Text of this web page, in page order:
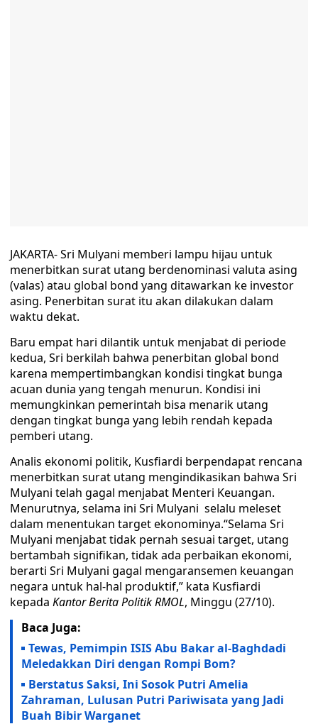
JAKARTA- Sri Mulyani memberi lampu hijau untuk
menerbitkan surat utang berdenominasi valuta asing
(valas) atau global bond yang ditawarkan ke investor
asing. Penerbitan surat itu akan dilakukan dalam
waktu dekat.
Baru empat hari dilantik untuk menjabat di periode
kedua, Sri berkilah bahwa penerbitan global bond
karena mempertimbangkan kondisi tingkat bunga
acuan dunia yang tengah menurun. Kondisi ini
memungkinkan pemerintah bisa menarik utang
dengan tingkat bunga yang lebih rendah kepada
pemberi utang.
Analis ekonomi politik, Kusfiardi berpendapat rencana
menerbitkan surat utang mengindikasikan bahwa Sri
Mulyani telah gagal menjabat Menteri Keuangan.
Menurutnya, selama ini Sri Mulyani selalu meleset
dalam menentukan target ekonominya.“Selama Sri
Mulyani menjabat tidak pernah sesuai target, utang
bertambah signifikan, tidak ada perbaikan ekonomi,
berarti Sri Mulyani gagal mengaransemen keuangan
negara untuk hal-hal produktif,” kata Kusfiardi
kepada Kantor Berita Politik RMOL, Minggu (27/10).
Baca Juga:
Tewas, Pemimpin ISIS Abu Bakar al-Baghdadi
Meledakkan Diri dengan Rompi Bom?
Berstatus Saksi, Ini Sosok Putri Amelia
Zahraman, Lulusan Putri Pariwisata yang Jadi
Buah Bibir Warganet